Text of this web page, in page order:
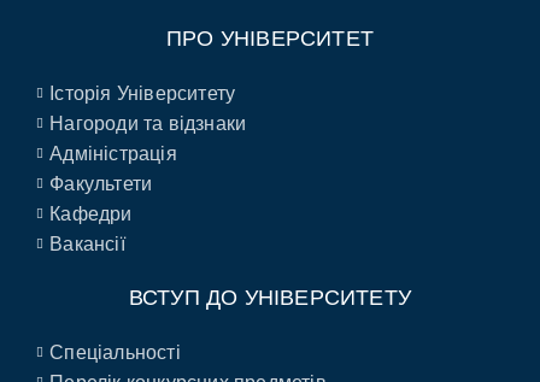
ПРО УНІВЕРСИТЕТ
Історія Університету
Нагороди та відзнаки
Адміністрація
Факультети
Кафедри
Вакансії
ВСТУП ДО УНІВЕРСИТЕТУ
Спеціальності